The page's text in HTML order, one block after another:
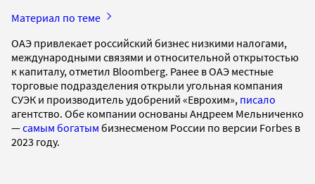
Материал по теме
ОАЭ привлекает российский бизнес низкими налогами,
международными связями и относительной открытостью
к капиталу, отметил Bloomberg. Ранее в ОАЭ местные
торговые подразделения открыли угольная компания
СУЭК и производитель удобрений «Еврохим», писало
агентство. Обе компании основаны Андреем Мельниченко
—самым богатым бизнесменом России по версии Forbes в
2023 году.